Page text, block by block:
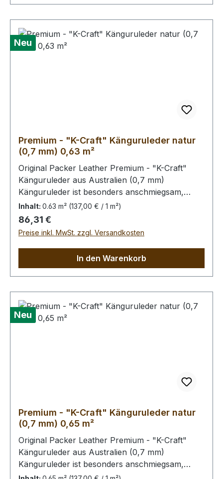
erhalten Sie ein 0,62 m² großes Leder. Das
Neu
Premium - "K-Craft" Känguruleder natur
(0,7 mm) 0,63 m²
Original Packer Leather Premium - "K-Craft"
Känguruleder aus Australien (0,7 mm)
Känguruleder ist besonders anschmiegsam,
dennoch äußerst zug.- und reißfest. Rein
pflanzliche Gerbung ohne
Oberflächenbehandlung. Die Kängurus leben im
Freiland, kleinere Narben von Dornstichen u.ä.
wenig prägnant.Bei Bestellung von diesem Stück
erhalten Sie ein 0,63 m² großes Leder. Das
Inhalt: 0.63 m² (137,00 € / 1 m²)
Regulärer Preis:
86,31 €
Preise inkl. MwSt. zzgl. Versandkosten
In den Warenkorb
Neu
Premium - "K-Craft" Känguruleder natur
(0,7 mm) 0,65 m²
Original Packer Leather Premium - "K-Craft"
Känguruleder aus Australien (0,7 mm)
Känguruleder ist besonders anschmiegsam,
dennoch äußerst zug.- und reißfest. Rein